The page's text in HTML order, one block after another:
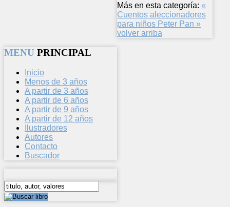
Más en esta categoría: «
Cuentos aleccionadores
para niños Peter Pan »
volver arriba
MENU PRINCIPAL
Inicio
Menos de 3 años
A partir de 3 años
A partir de 6 años
A partir de 9 años
A partir de 12 años
Ilustradores
Autores
Contacto
Buscador